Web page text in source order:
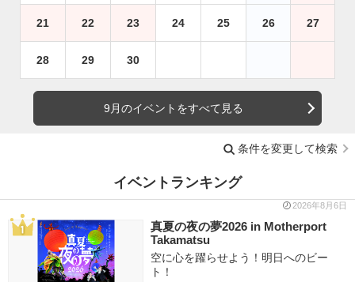
21 22 23 24 25 26 27
28 29 30
9月のイベントをすべて見る
条件を変更して検索
イベントランキング
2026年8月6日
真夏の夜の夢2026 in Motherport
Takamatsu
空に心を躍らせよう！明日へのビー
ト！